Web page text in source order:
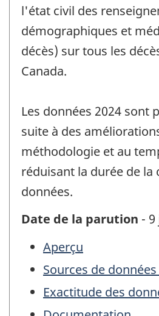
l'état civil des
démographiques et
décès) sur tous les
Canada.
Les données 2024 sont
suite à des
méthodologie et au
réduisant la durée de la
données.
Date de la parution -
Aperçu
Sources de
Exactitude des